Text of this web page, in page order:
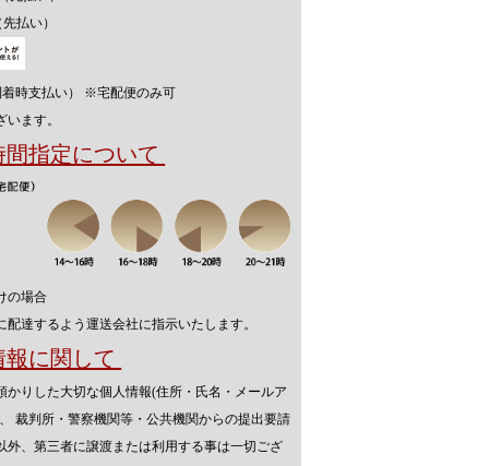
払い）
時支払い） ※宅配便のみ可
ます。
指定について
の場合
配達するよう運送会社に指示いたします。
に関して
かりした大切な個人情報(住所・氏名・メールア
裁判所・警察機関等・公共機関からの提出要請
外、第三者に譲渡または利用する事は一切ござ